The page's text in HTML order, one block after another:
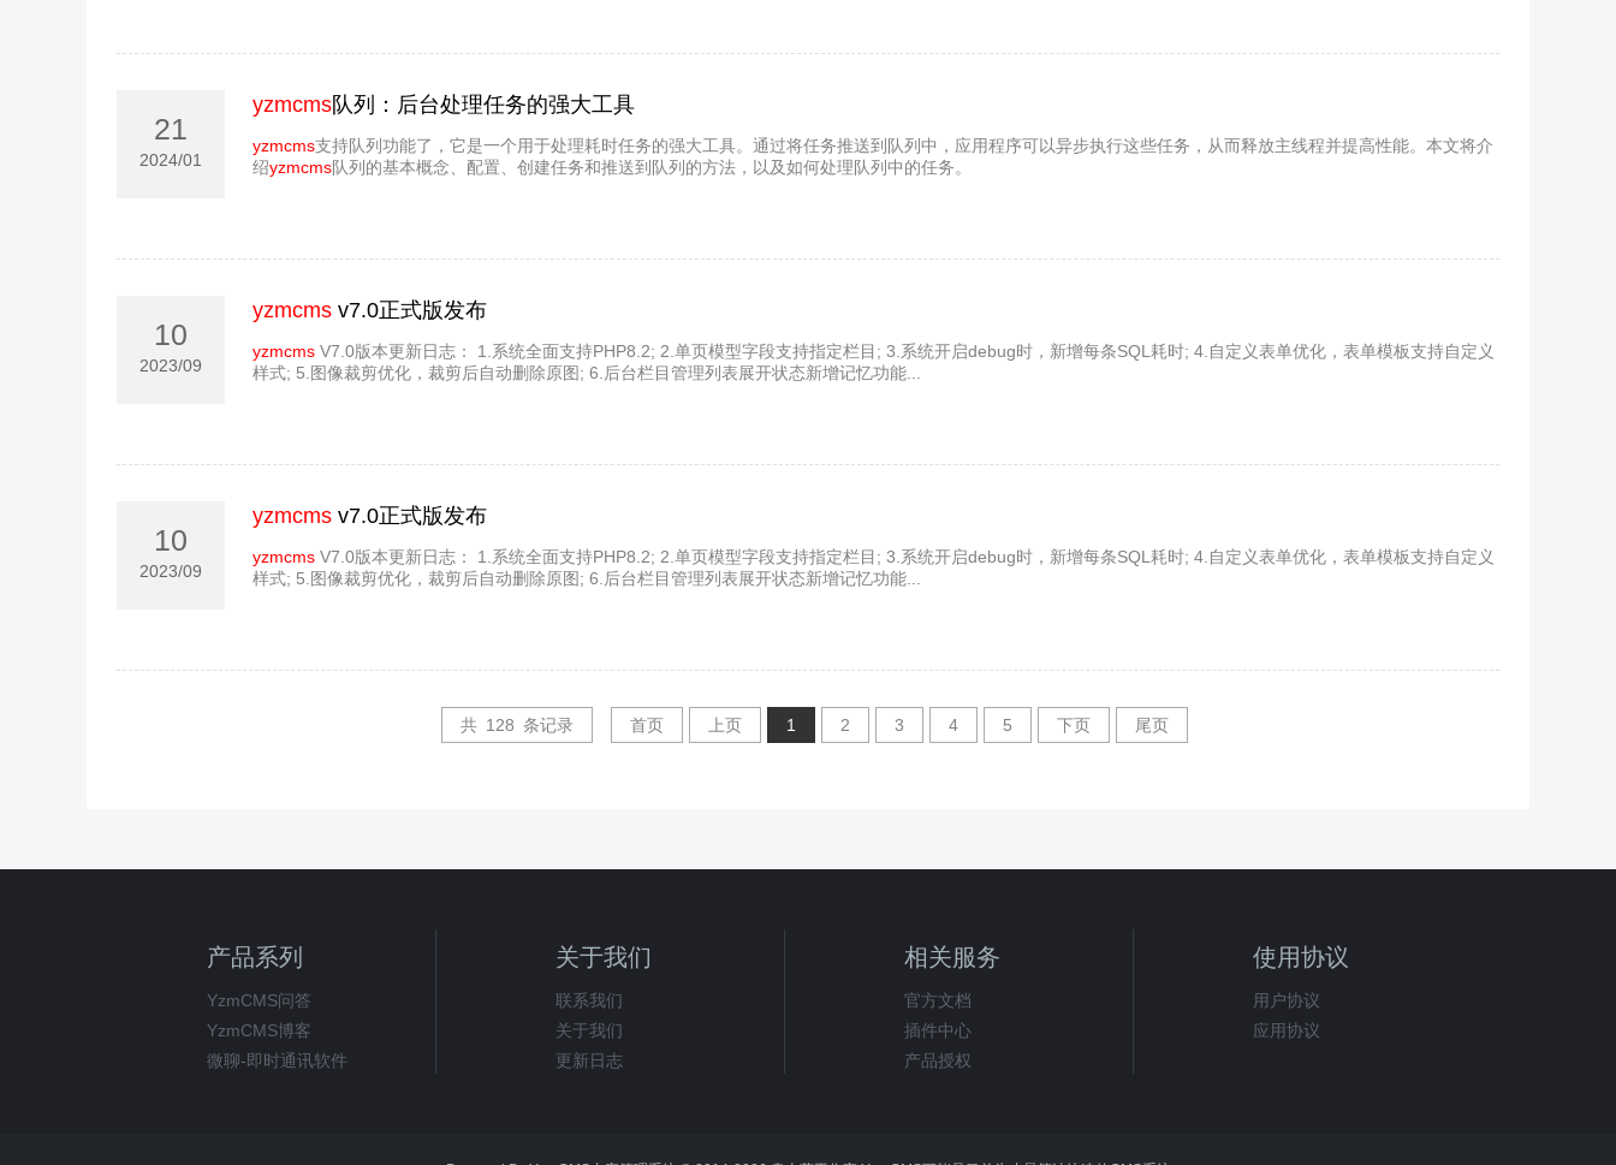
21
2024/01
yzmcms队列：后台处理任务的强大工具
yzmcms支持队列功能了，它是一个用于处理耗时任务的强大工具。通过将任务推送到队列中，应用程序可以异步执行这些任务，从而释放主线程并提高性能。本文将介
绍yzmcms队列的基本概念、配置、创建任务和推送到队列的方法，以及如何处理队列中的任务。
10
2023/09
yzmcms v7.0正式版发布
yzmcms V7.0版本更新日志： 1.系统全面支持PHP8.2; 2.单页模型字段支持指定栏目; 3.系统开启debug时，新增每条SQL耗时; 4.自定义表单优化，表单模板支持自定义
样式; 5.图像裁剪优化，裁剪后自动删除原图; 6.后台栏目管理列表展开状态新增记忆功能...
10
2023/09
yzmcms v7.0正式版发布
yzmcms V7.0版本更新日志： 1.系统全面支持PHP8.2; 2.单页模型字段支持指定栏目; 3.系统开启debug时，新增每条SQL耗时; 4.自定义表单优化，表单模板支持自定义
样式; 5.图像裁剪优化，裁剪后自动删除原图; 6.后台栏目管理列表展开状态新增记忆功能...
共 128 条记录 首页 上页 1 2 3 4 5 下页 尾页
产品系列
YzmCMS问答
YzmCMS博客
微聊-即时通讯软件
关于我们
联系我们
关于我们
更新日志
相关服务
官方文档
插件中心
产品授权
使用协议
用户协议
应用协议